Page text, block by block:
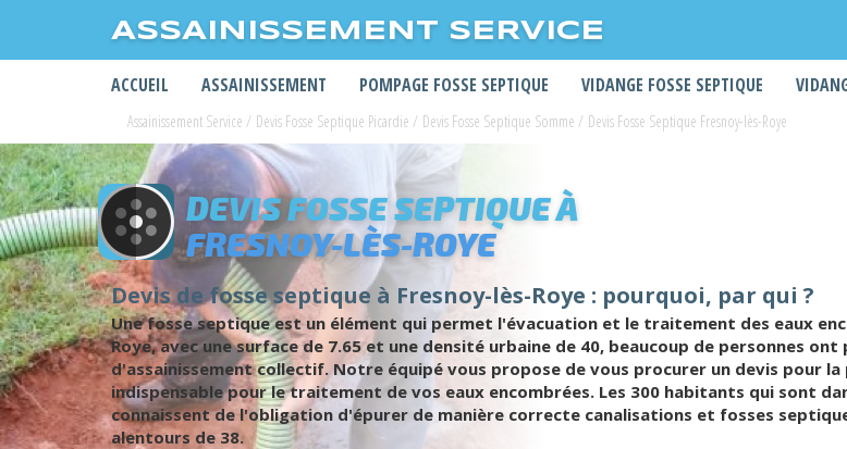
ASSAINISSEMENT SERVICE
ACCUEIL ASSAINISSEMENT POMPAGE FOSSE SEPTIQUE VIDANGE FOSSE SEPTIQUE
Assainissement Service / Devis Fosse Septique Picardie / Devis Fosse Septique Somme / Devis Fosse Septique Fresnoy-lès-Roye
DEVIS FOSSE SEPTIQUE À
FRESNOY-LÈS-ROYE
Devis de fosse septique à Fresnoy-lès-Roye : pourquoi, par qui ?
Une fosse septique est un élément qui permet l'évacuation et le traitement des eaux
Roye, avec une surface de 7.65 et une densité urbaine de 40, beaucoup de personnes
d'assainissement collectif. Notre équipé vous propose de vous procurer un devis pour
indispensable pour le traitement de vos eaux encombrées. Les 300 habitants qui sont
connaissent de l'obligation d'épurer de manière correcte canalisations et fosses
alentours de 38.